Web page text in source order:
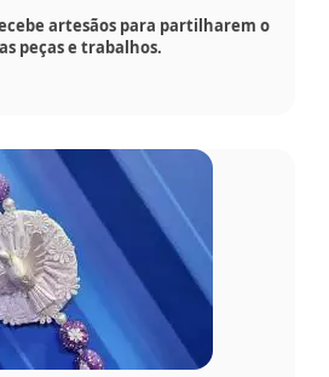
artesãos para partilharem o
peças e trabalhos.